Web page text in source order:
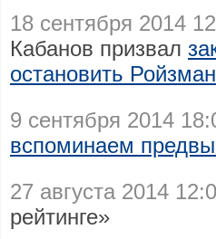
18 сентября 2014
Кабанов призвал
остановить
9 сентября 2014
вспоминаем
27 августа 2014
рейтинге»